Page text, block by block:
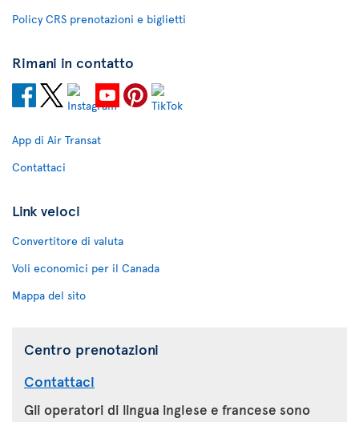
Policy CRS prenotazioni e biglietti
Rimani in contatto
App di Air Transat
Contattaci
Link veloci
Convertitore di valuta
Voli economici per il Canada
Mappa del sito
Centro prenotazioni
Contattaci
Gli operatori di lingua inglese e francese sono